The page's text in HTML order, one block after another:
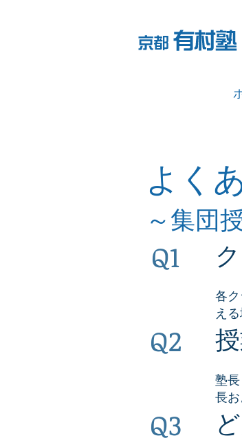
よく
～集団
Q1
各
え
Q2
塾
長
Q3